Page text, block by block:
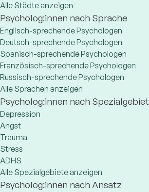
Alle Städte anzeigen
Psycholog:innen nach Sprache
Englisch-sprechende Psychologen
Deutsch-sprechende Psychologen
Spanisch-sprechende Psychologen
Französisch-sprechende Psychologen
Russisch-sprechende Psychologen
Alle Sprachen anzeigen
Psycholog:innen nach Spezialgebiet
Depression
Angst
Trauma
Stress
ADHS
Alle Spezialgebiete anzeigen
Psycholog:innen nach Ansatz